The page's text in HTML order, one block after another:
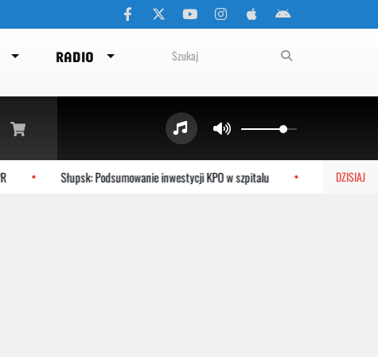
RADIO
DZISIAJ
Słupsk: Podsumowanie inwestycji KPO w szpitalu Gdynia: